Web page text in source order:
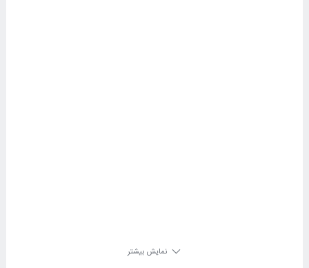
نمایش بیشتر